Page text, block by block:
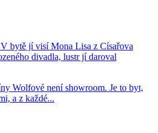
bytě jí visí Mona Lisa z Císařova
divadla, lustr jí daroval
Wolfové není showroom. Je to byt,
a z každé...